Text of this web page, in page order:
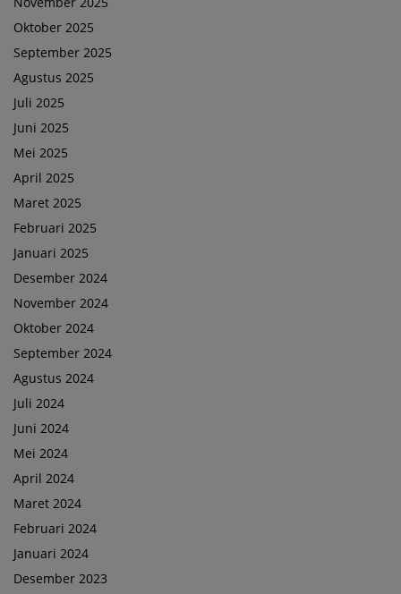
Oktober 2025
September 2025
Agustus 2025
Juli 2025
Juni 2025
Mei 2025
April 2025
Maret 2025
Februari 2025
Januari 2025
Desember 2024
November 2024
Oktober 2024
September 2024
Agustus 2024
Juli 2024
Juni 2024
Mei 2024
April 2024
Maret 2024
Februari 2024
Januari 2024
Desember 2023